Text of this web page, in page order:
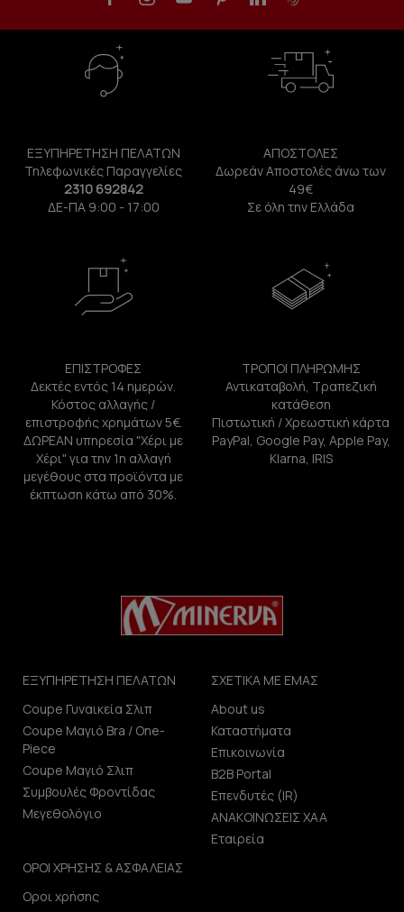
ΕΞΥΠΗΡΕΤΗΣΗ ΠΕΛΑΤΩΝ
Τηλεφωνικές Παραγγελίες
2310 692842
ΔΕ-ΠΑ 9:00 - 17:00
ΑΠΟΣΤΟΛΕΣ
Δωρεάν Αποστολές άνω των
49€
Σε όλη την Ελλάδα
ΕΠΙΣΤΡΟΦΕΣ
Δεκτές εντός 14 ημερών.
Κόστος αλλαγής /
επιστροφής χρημάτων 5€.
ΔΩΡΕΑΝ υπηρεσία "Χέρι με
Χέρι" για την 1η αλλαγή
μεγέθους στα προϊόντα με
έκπτωση κάτω από 30%.
ΤΡΟΠΟΙ ΠΛΗΡΩΜΗΣ
Αντικαταβολή, Τραπεζική
κατάθεση
Πιστωτική / Χρεωστική κάρτα
PayPal, Google Pay, Apple Pay,
Klarna, IRIS
ΕΞΥΠΗΡΕΤΗΣΗ ΠΕΛΑΤΩΝ
Coupe Γυναικεία Σλιπ
Coupe Μαγιό Bra / One-
Piece
Coupe Μαγιό Σλιπ
Συμβουλές Φροντίδας
Μεγεθολόγιο
ΣΧΕΤΙΚΑ ΜΕ ΕΜΑΣ
About us
Καταστήματα
Επικοινωνία
B2B Portal
Επενδυτές (IR)
ΑΝΑΚΟΙΝΩΣΕΙΣ ΧΑΑ
Εταιρεία
ΟΡΟΙ ΧΡΗΣΗΣ & ΑΣΦΑΛΕΙΑΣ
Οροι χρήσης